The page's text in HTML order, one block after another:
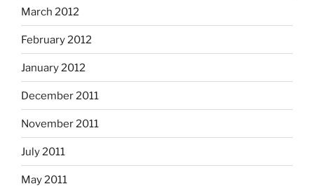
March 2012
February 2012
January 2012
December 2011
November 2011
July 2011
May 2011